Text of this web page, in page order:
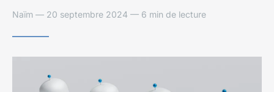
Naïm — 20 septembre 2024 — 6 min de lecture